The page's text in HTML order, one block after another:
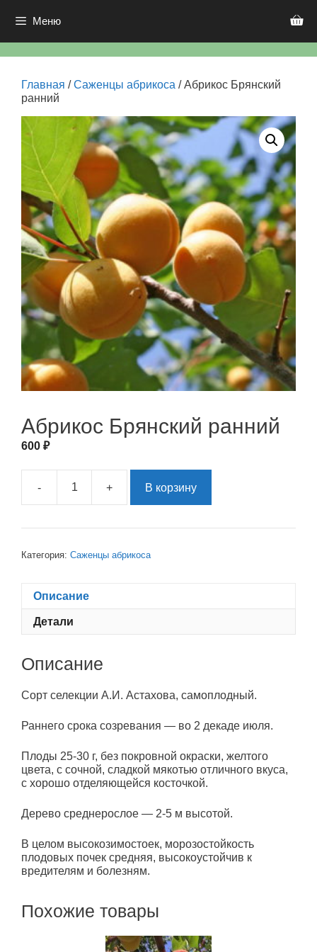
Меню
Главная /Саженцы абрикоса / Абрикос Брянский
ранний
Абрикос Брянский ранний
600 ₽
-
Количество
товара
+ В корзину
Категория: Саженцы абрикоса
Описание
Детали
Описание
Сорт селекции А.И. Астахова, самоплодный.
Раннего срока созревания — во 2 декаде июля.
Плоды 25-30 г, без покровной окраски, желтого
цвета, с сочной, сладкой мякотью отличного вкуса,
с хорошо отделяющейся косточкой.
Дерево среднерослое — 2-5 м высотой.
В целом высокозимостоек, морозостойкость
плодовых почек средняя, высокоустойчив к
вредителям и болезням.
Похожие товары